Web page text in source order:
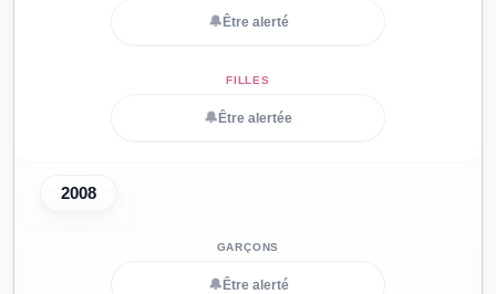
🔔 Être alerté
🔔 Être alertée
2008
🔔 Être alerté